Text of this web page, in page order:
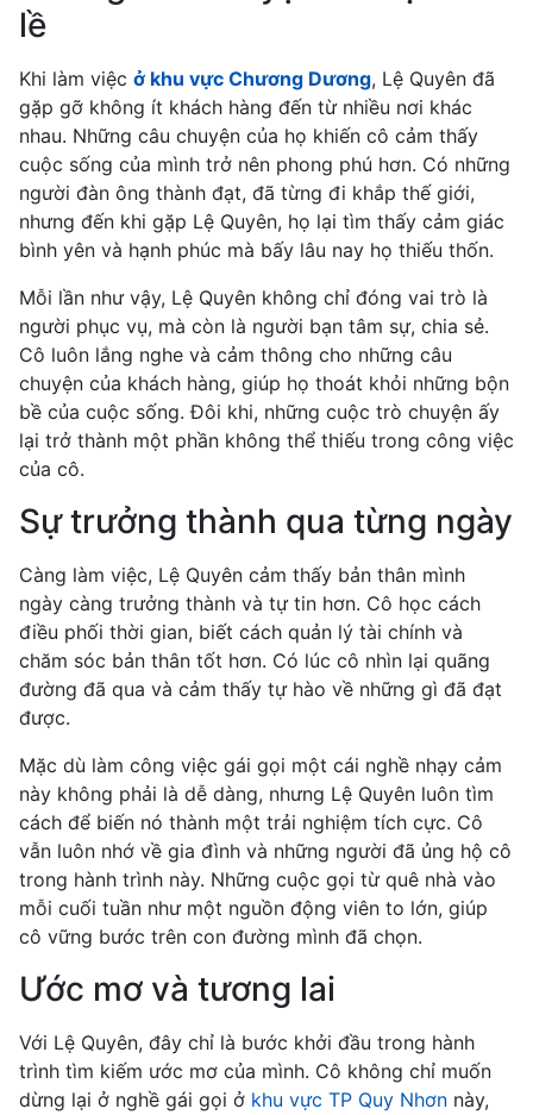
lề
Khi làm việc ở khu vực Chương Dương, Lệ Quyên đã
gặp gỡ không ít khách hàng đến từ nhiều nơi khác
nhau. Những câu chuyện của họ khiến cô cảm thấy
cuộc sống của mình trở nên phong phú hơn. Có những
người đàn ông thành đạt, đã từng đi khắp thế giới,
nhưng đến khi gặp Lệ Quyên, họ lại tìm thấy cảm giác
bình yên và hạnh phúc mà bấy lâu nay họ thiếu thốn.
Mỗi lần như vậy, Lệ Quyên không chỉ đóng vai trò là
người phục vụ, mà còn là người bạn tâm sự, chia sẻ.
Cô luôn lắng nghe và cảm thông cho những câu
chuyện của khách hàng, giúp họ thoát khỏi những bộn
bề của cuộc sống. Đôi khi, những cuộc trò chuyện ấy
lại trở thành một phần không thể thiếu trong công việc
của cô.
Sự trưởng thành qua từng ngày
Càng làm việc, Lệ Quyên cảm thấy bản thân mình
ngày càng trưởng thành và tự tin hơn. Cô học cách
điều phối thời gian, biết cách quản lý tài chính và
chăm sóc bản thân tốt hơn. Có lúc cô nhìn lại quãng
đường đã qua và cảm thấy tự hào về những gì đã đạt
được.
Mặc dù làm công việc gái gọi một cái nghề nhạy cảm
này không phải là dễ dàng, nhưng Lệ Quyên luôn tìm
cách để biến nó thành một trải nghiệm tích cực. Cô
vẫn luôn nhớ về gia đình và những người đã ủng hộ cô
trong hành trình này. Những cuộc gọi từ quê nhà vào
mỗi cuối tuần như một nguồn động viên to lớn, giúp
cô vững bước trên con đường mình đã chọn.
Ước mơ và tương lai
Với Lệ Quyên, đây chỉ là bước khởi đầu trong hành
trình tìm kiếm ước mơ của mình. Cô không chỉ muốn
dừng lại ở nghề gái gọi ở khu vực TP Quy Nhơn này,